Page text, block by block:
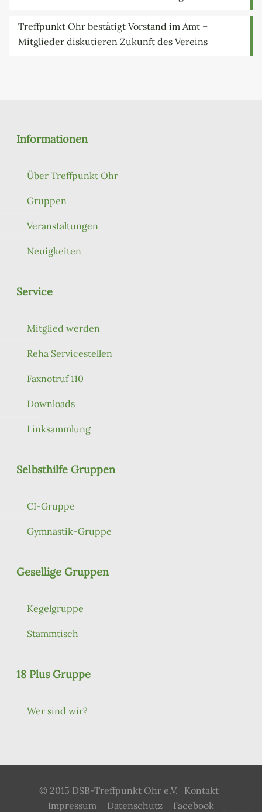
Treffpunkt Ohr bestätigt Vorstand im Amt –
Mitglieder diskutieren Zukunft des Vereins
Informationen
Über Treffpunkt Ohr
Gruppen
Veranstaltungen
Neuigkeiten
Service
Mitglied werden
Reha Servicestellen
Faxnotruf 110
Downloads
Linksammlung
Selbsthilfe Gruppen
CI-Gruppe
Gymnastik-Gruppe
Gesellige Gruppen
Kegelgruppe
Stammtisch
18 Plus Gruppe
Wer sind wir?
© 2015 DSB-Treffpunkt Ohr e.V.
Kontakt
Impressum
Datenschutz Facebook